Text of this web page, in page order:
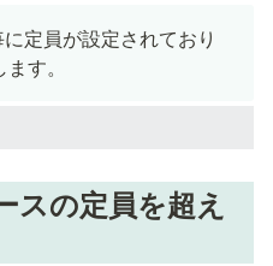
定員が設定されており
す。
スの定員を超え